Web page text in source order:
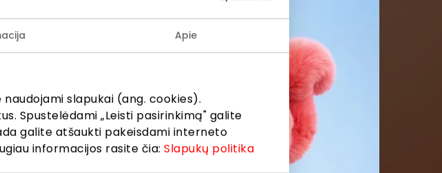
Apie
slapukai (ang. cookies).
Spustelėdami „Leisti pasirinkimą" galite
galite atšaukti pakeisdami interneto
informacijos rasite čia:Slapukų politika
renginius ir naujausią informaciją iš
centro.